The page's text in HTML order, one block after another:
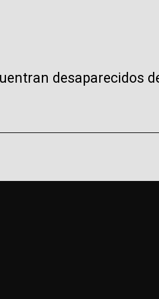
desaparecidos